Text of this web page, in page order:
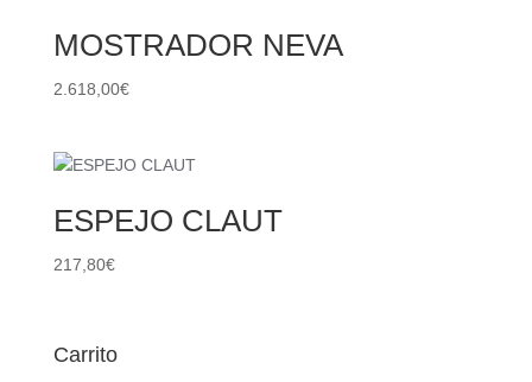
MOSTRADOR NEVA
2.618,00€
ESPEJO CLAUT
217,80€
Carrito